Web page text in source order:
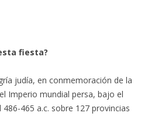
fiesta?
judía, en conmemoración de la
Imperio mundial persa, bajo el
465 a.c. sobre 127 provincias